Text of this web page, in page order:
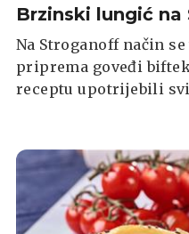
Brzinski lungić
Na Stroganoff način
priprema goveđi
receptu upotrijebili